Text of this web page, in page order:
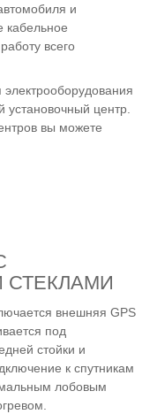
и
кабельное
всего
установочный центр.
вы можете
внешняя GPS
под
стойки и
к спутникам
лобовым